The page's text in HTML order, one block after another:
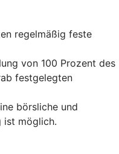
regelmäßig feste
von 100 Prozent des
festgelegten
börsliche und
ist möglich.